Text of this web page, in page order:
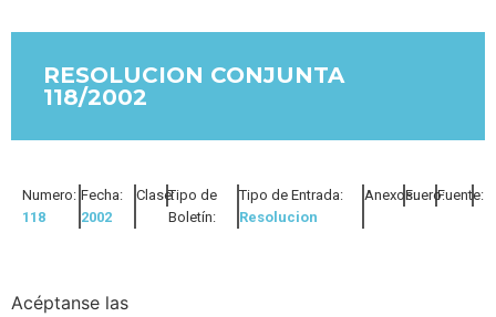
RESOLUCION CONJUNTA
118/2002
Numero:
118
Fecha:
2002
Clase:Tipo de
Boletín:
Tipo de Entrada:
Resolucion
Anexos:Fuero:Fuente:
Acéptanse las